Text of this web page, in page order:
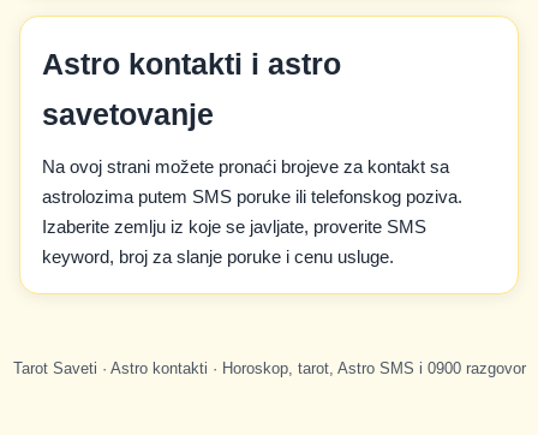
Astro kontakti i astro
savetovanje
Na ovoj strani možete pronaći brojeve za kontakt sa
astrolozima putem SMS poruke ili telefonskog poziva.
Izaberite zemlju iz koje se javljate, proverite SMS
keyword, broj za slanje poruke i cenu usluge.
Tarot Saveti · Astro kontakti · Horoskop, tarot, Astro SMS i 0900 razgovor